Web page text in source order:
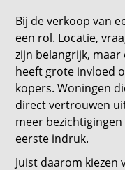
Bij de verkoop van
een rol. Locatie,
zijn belangrijk,
heeft grote invloed
kopers. Woningen
direct vertrouwen
meer
eerste indruk.
Juist daarom